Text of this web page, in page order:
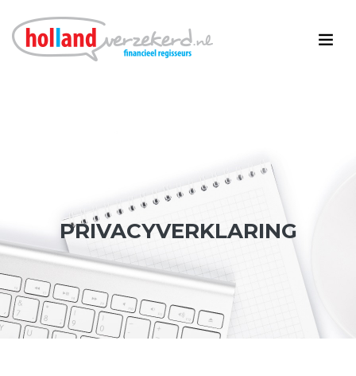
PRIVACYVERKLARING